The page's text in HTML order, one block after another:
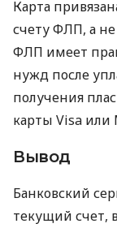
Карта
счету ФЛП, а
ФЛП имеет
нужд после
получения
карты Visa или
Вывод
Банковский
текущий счет,